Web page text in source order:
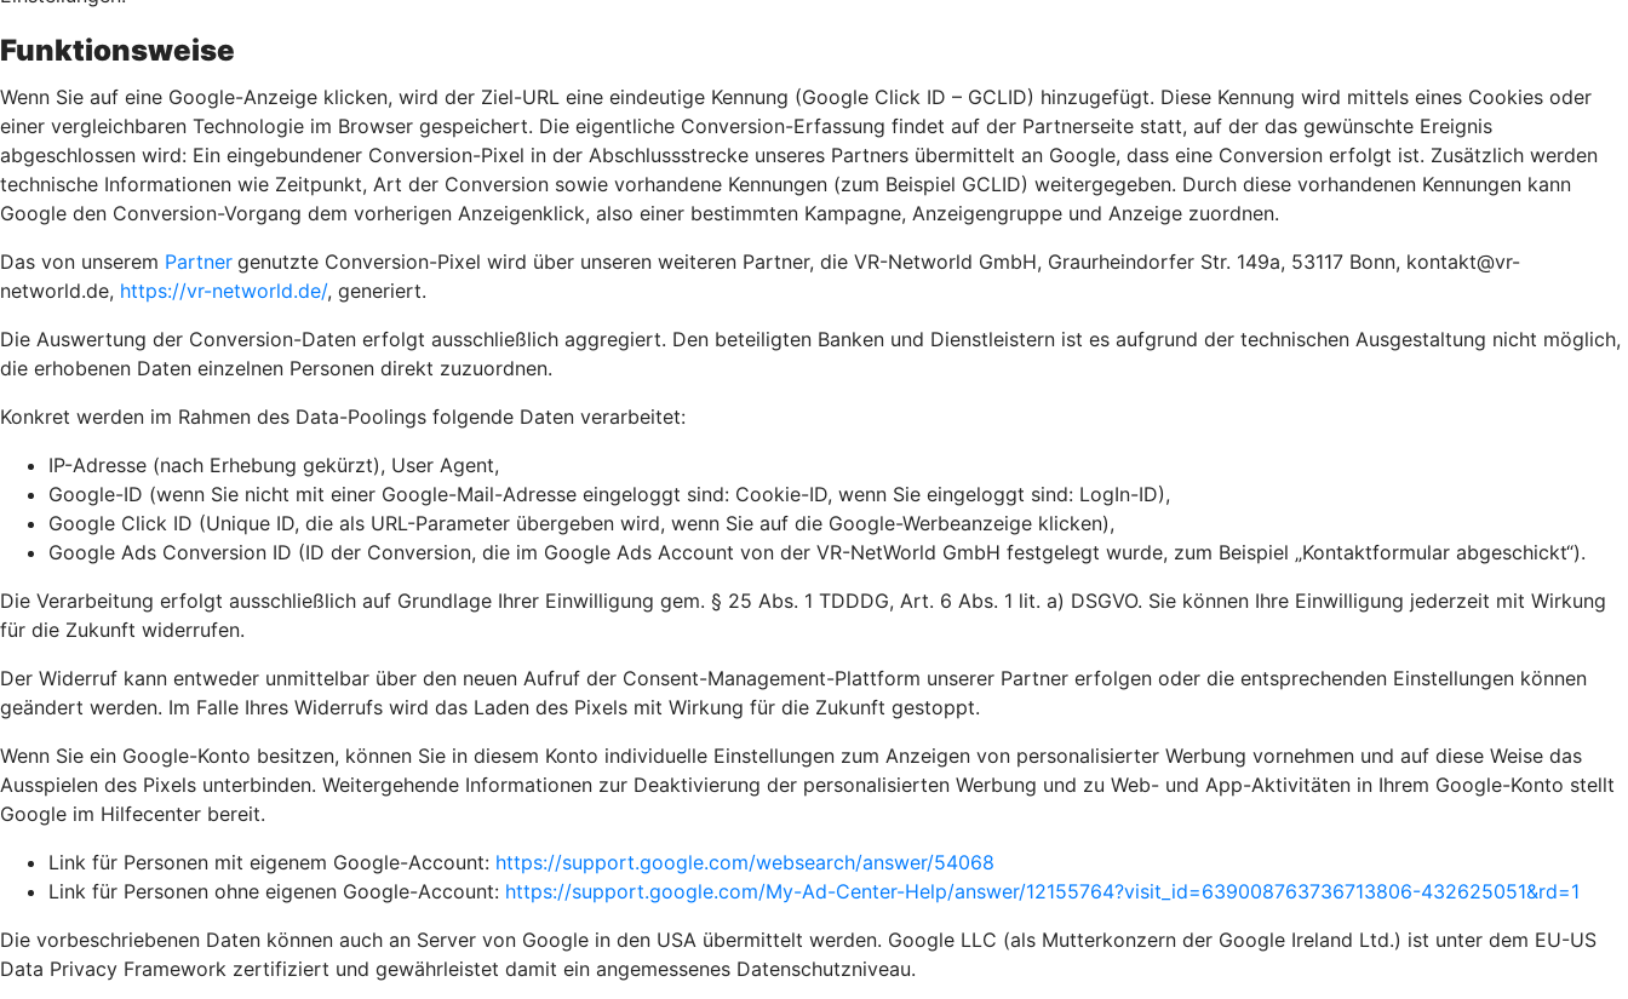
Funktionsweise
Wenn Sie auf eine Google-Anzeige klicken, wird der Ziel-URL eine eindeutige Kennung (Google Click ID – GCLID) hinzugefügt. Diese Kennung wird mittels eines Cookies oder
einer vergleichbaren Technologie im Browser gespeichert. Die eigentliche Conversion-Erfassung findet auf der Partnerseite statt, auf der das gewünschte Ereignis
abgeschlossen wird: Ein eingebundener Conversion-Pixel in der Abschlussstrecke unseres Partners übermittelt an Google, dass eine Conversion erfolgt ist. Zusätzlich werden
technische Informationen wie Zeitpunkt, Art der Conversion sowie vorhandene Kennungen (zum Beispiel GCLID) weitergegeben. Durch diese vorhandenen Kennungen kann
Google den Conversion-Vorgang dem vorherigen Anzeigenklick, also einer bestimmten Kampagne, Anzeigengruppe und Anzeige zuordnen.
Das von unserem Partner genutzte Conversion-Pixel wird über unseren weiteren Partner, die VR-Networld GmbH, Graurheindorfer Str. 149a, 53117 Bonn, kontakt@vr-
networld.de, https://vr-networld.de/, generiert.
Die Auswertung der Conversion-Daten erfolgt ausschließlich aggregiert. Den beteiligten Banken und Dienstleistern ist es aufgrund der technischen Ausgestaltung nicht möglich,
die erhobenen Daten einzelnen Personen direkt zuzuordnen.
Konkret werden im Rahmen des Data-Poolings folgende Daten verarbeitet:
IP-Adresse (nach Erhebung gekürzt), User Agent,
Google-ID (wenn Sie nicht mit einer Google-Mail-Adresse eingeloggt sind: Cookie-ID, wenn Sie eingeloggt sind: LogIn-ID),
Google Click ID (Unique ID, die als URL-Parameter übergeben wird, wenn Sie auf die Google-Werbeanzeige klicken),
Google Ads Conversion ID (ID der Conversion, die im Google Ads Account von der VR-NetWorld GmbH festgelegt wurde, zum Beispiel „Kontaktformular abgeschickt“).
Die Verarbeitung erfolgt ausschließlich auf Grundlage Ihrer Einwilligung gem. § 25 Abs. 1 TDDDG, Art. 6 Abs. 1 lit. a) DSGVO. Sie können Ihre Einwilligung jederzeit mit Wirkung
für die Zukunft widerrufen.
Der Widerruf kann entweder unmittelbar über den neuen Aufruf der Consent-Management-Plattform unserer Partner erfolgen oder die entsprechenden Einstellungen können
geändert werden. Im Falle Ihres Widerrufs wird das Laden des Pixels mit Wirkung für die Zukunft gestoppt.
Wenn Sie ein Google-Konto besitzen, können Sie in diesem Konto individuelle Einstellungen zum Anzeigen von personalisierter Werbung vornehmen und auf diese Weise das
Ausspielen des Pixels unterbinden. Weitergehende Informationen zur Deaktivierung der personalisierten Werbung und zu Web- und App-Aktivitäten in Ihrem Google-Konto stellt
Google im Hilfecenter bereit.
Link für Personen mit eigenem Google-Account: https://support.google.com/websearch/answer/54068
Link für Personen ohne eigenen Google-Account: https://support.google.com/My-Ad-Center-Help/answer/12155764?visit_id=639008763736713806-432625051&rd=1
Die vorbeschriebenen Daten können auch an Server von Google in den USA übermittelt werden. Google LLC (als Mutterkonzern der Google Ireland Ltd.) ist unter dem EU-US
Data Privacy Framework zertifiziert und gewährleistet damit ein angemessenes Datenschutzniveau.